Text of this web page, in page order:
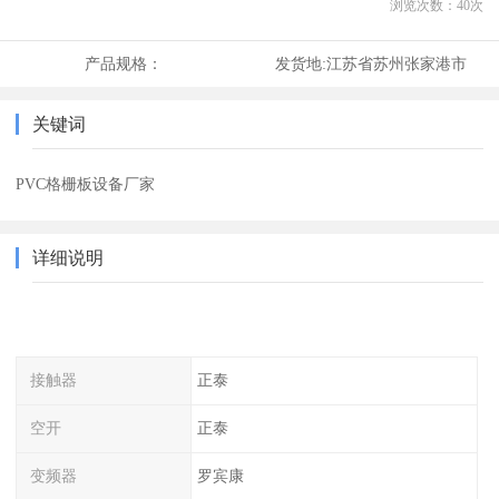
浏览次数： 40次
产品规格： 发货地:江苏省苏州张家港市
关键词
PVC格栅板设备厂家
详细说明
接触器 正泰
空开 正泰
变频器 罗宾康